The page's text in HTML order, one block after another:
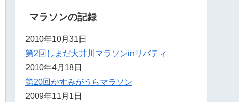
マラソンの記録
2010年10月31日
第2回しまだ大井川マラソンinリバティ
2010年4月18日
第20回かすみがうらマラソン
2009年11月1日